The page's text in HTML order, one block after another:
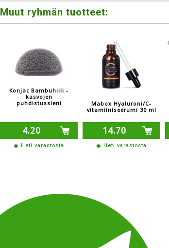
Muut ryhmän tuotteet:
Konjac Bambuhiili -
kasvojen
puhdistussieni
4.20
◉ Heti varastosta
Mabox Hyaluroni/C-
vitamiiniseerumi 30 ml
14.70
◉ Heti varastosta